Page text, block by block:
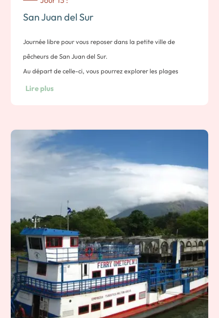
San Juan del Sur
Journée libre pour vous reposer dans la petite ville de
pêcheurs de San Juan del Sur.
Au départ de celle-ci, vous pourrez explorer les plages
sauvages de la côte pacifique, découvrir les plats typiques
magnifique baie de San Juan del Sur.
Nuit a San Juan del Sur ou dans les environs
Lire plus